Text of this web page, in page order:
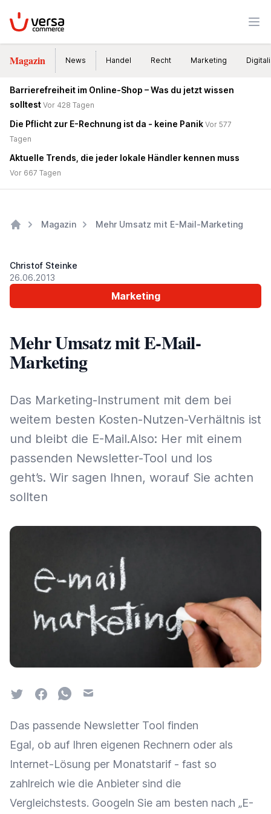
VersaCommerce
Magazin News Handel Recht Marketing
Barrierefreiheit im Online-Shop – Was du jetzt wissen
solltest Vor 428 Tagen
Die Pflicht zur E-Rechnung ist da - keine Panik Vor 577
Tagen
Aktuelle Trends, die jeder lokale Händler kennen muss
Vor 667 Tagen
Magazin Mehr Umsatz mit E-Mail-Marketing
Marketing
Christof Steinke
26.06.2013
Mehr Umsatz mit E-Mail-
Marketing
Das Marketing-Instrument mit dem bei
weitem besten Kosten-Nutzen-Verhältnis ist
und bleibt die E-Mail.Also: Her mit einem
passenden Newsletter-Tool und los
geht’s. Wir sagen Ihnen, worauf Sie achten
sollten
TwitterFacebookWhatsapp
Email
Das passende Newsletter Tool finden
Egal, ob auf Ihren eigenen Rechnern oder als
Internet-Lösung per Monatstarif - fast so
zahlreich wie die Anbieter sind die
Vergleichstests. Googeln Sie am besten nach „E-